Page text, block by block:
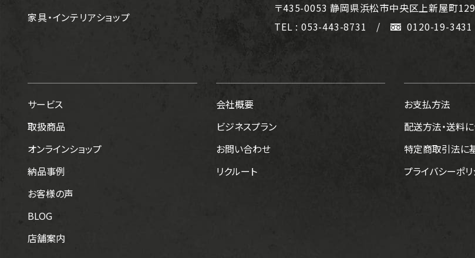
家具・インテリアショップ
〒435-0053静岡県浜松市中央区上新屋町
TEL : 053-443-8731
/ 0120-19-3431
サービス
取扱商品
オンラインショップ
納品事例
お客様の声
BLOG
店舗案内
会社概要
ビジネスプラン
お問い合わせ
リクルート
お支払方法
配送方法・送料
特定商取引法に
プライバシーポ